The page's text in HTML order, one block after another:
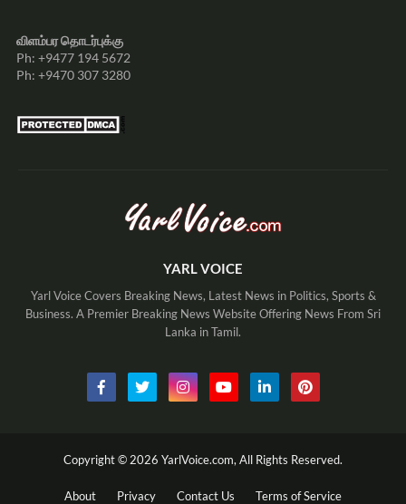
விளம்பர தொடர்புக்கு
Ph: +9477 194 5672
Ph: +9470 307 3280
YARL VOICE
Yarl Voice Covers Breaking News, Latest News in Politics, Sports &
Business. A Premier Breaking News Website Offering News From Sri
Lanka in Tamil.
Copyright © 2026 YarlVoice.com, All Rights Reserved.
About Privacy Contact Us Terms of Service